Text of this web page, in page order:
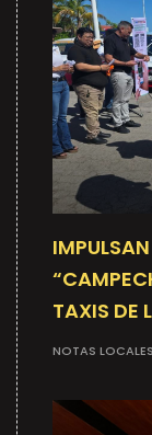
TAXIS DE
NOTAS LOCALES